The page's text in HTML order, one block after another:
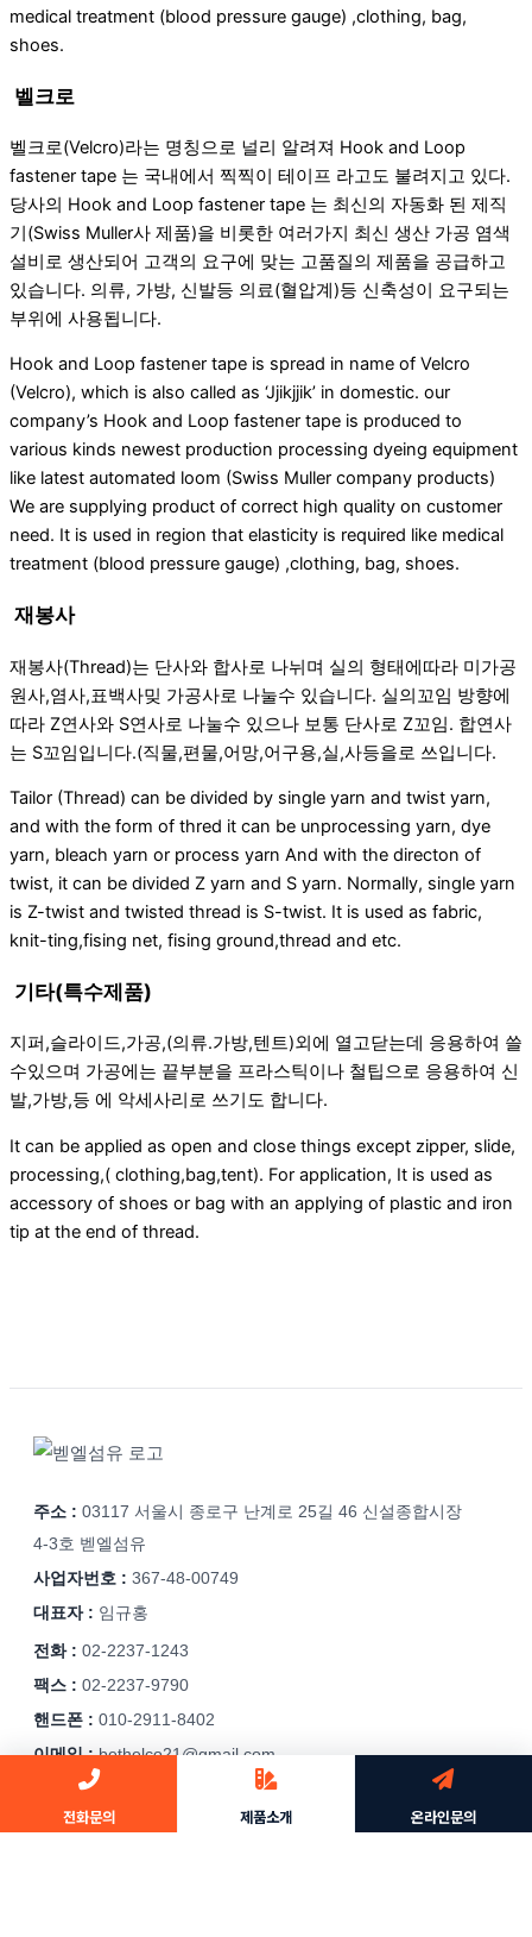
전화문의 제품소개 온라인문의
medical treatment (blood pressure gauge) ,clothing, bag,
shoes.
벨크로
벨크로(Velcro)라는 명칭으로 널리 알려져 Hook and Loop
fastener tape 는 국내에서 찍찍이 테이프 라고도 불려지고 있다.
당사의 Hook and Loop fastener tape 는 최신의 자동화 된 제직
기(Swiss Muller사 제품)을 비롯한 여러가지 최신 생산 가공 염색
설비로 생산되어 고객의 요구에 맞는 고품질의 제품을 공급하고
있습니다. 의류, 가방, 신발등 의료(혈압계)등 신축성이 요구되는
부위에 사용됩니다.
Hook and Loop fastener tape is spread in name of Velcro
(Velcro), which is also called as ‘Jjikjjik’ in domestic. our
company’s Hook and Loop fastener tape is produced to
various kinds newest production processing dyeing equipment
like latest automated loom (Swiss Muller company products)
We are supplying product of correct high quality on customer
need. It is used in region that elasticity is required like medical
treatment (blood pressure gauge) ,clothing, bag, shoes.
재봉사
재봉사(Thread)는 단사와 합사로 나뉘며 실의 형태에따라 미가공
원사,염사,표백사밎 가공사로 나눌수 있습니다. 실의꼬임 방향에
따라 Z연사와 S연사로 나눌수 있으나 보통 단사로 Z꼬임. 합연사
는 S꼬임입니다.(직물,편물,어망,어구용,실,사등을로 쓰입니다.
Tailor (Thread) can be divided by single yarn and twist yarn,
and with the form of thred it can be unprocessing yarn, dye
yarn, bleach yarn or process yarn And with the directon of
twist, it can be divided Z yarn and S yarn. Normally, single yarn
is Z-twist and twisted thread is S-twist. It is used as fabric,
knit-ting,fising net, fising ground,thread and etc.
기타(특수제품)
지퍼,슬라이드,가공,(의류.가방,텐트)외에 열고닫는데 응용하여 쓸
수있으며 가공에는 끝부분을 프라스틱이나 철팁으로 응용하여 신
발,가방,등 에 악세사리로 쓰기도 합니다.
It can be applied as open and close things except zipper, slide,
processing,( clothing,bag,tent). For application, It is used as
accessory of shoes or bag with an applying of plastic and iron
tip at the end of thread.
주소 : 03117 서울시 종로구 난계로 25길 46 신설종합시장
4-3호 벧엘섬유
사업자번호 : 367-48-00749
대표자 : 임규홍
전화 : 02-2237-1243
팩스 : 02-2237-9790
핸드폰 : 010-2911-8402
이메일 : bethelco21@gmail.com
Copyright © 2026 벧엘섬유 | Powered by 벧엘섬유